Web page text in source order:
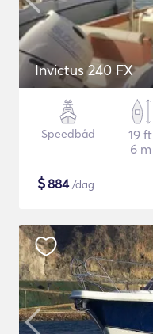
Invictus 240 FX
Speedbåd
19 ft
6 m
$884/dag